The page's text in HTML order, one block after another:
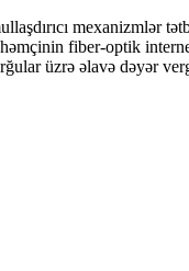
mexanizmlər
fiber-optik
üzrə əlavə dəyər